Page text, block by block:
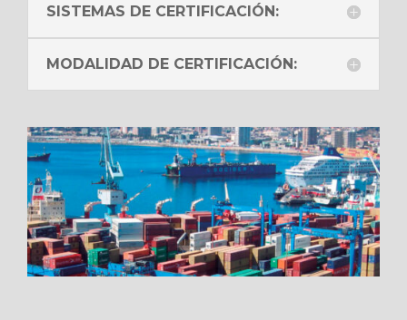
SISTEMAS DE CERTIFICACIÓN:
MODALIDAD DE CERTIFICACIÓN: